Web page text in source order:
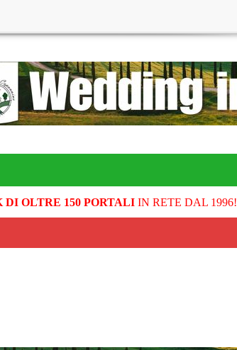
OLTRE 150 PORTALIIN RETE DAL 1996!